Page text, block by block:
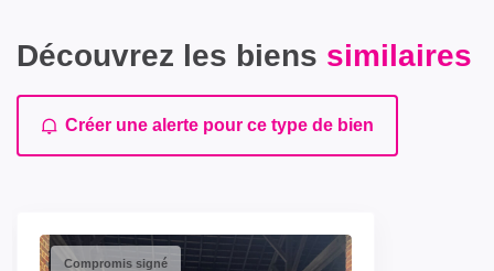
Découvrez les biens similaires
Créer une alerte pour ce type de bien
Compromis signé